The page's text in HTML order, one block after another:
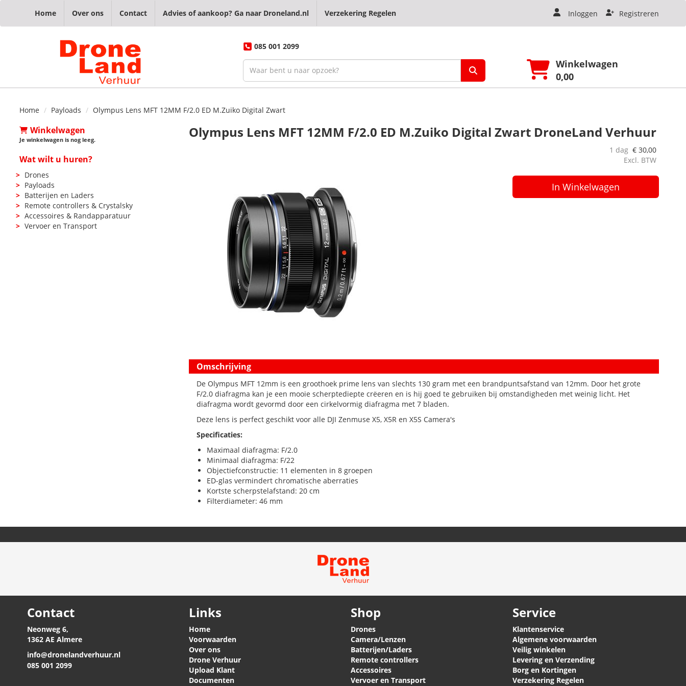
Home Over ons Contact Advies of aankoop? Ga naar Droneland.nl Verzekering Regelen Inloggen Registreren
085 001 2099
Winkelwagen
0,00
Home Payloads Olympus Lens MFT 12MM F/2.0 ED M.Zuiko Digital Zwart
Winkelwagen
Je winkelwagen is nog leeg.
Wat wilt u huren?
Drones
Payloads
Batterijen en Laders
Remote controllers & Crystalsky
Accessoires & Randapparatuur
Vervoer en Transport
Olympus Lens MFT 12MM F/2.0 ED M.Zuiko Digital Zwart DroneLand Verhuur
1 dag € 30,00
Excl. BTW
In Winkelwagen
Omschrijving
De Olympus MFT 12mm is een groothoek prime lens van slechts 130 gram met een brandpuntsafstand van 12mm. Door het grote
F/2.0 diafragma kan je een mooie scherptediepte crëeren en is hij goed te gebruiken bij omstandigheden met weinig licht. Het
diafragma wordt gevormd door een cirkelvormig diafragma met 7 bladen.
Deze lens is perfect geschikt voor alle DJI Zenmuse X5, X5R en X5S Camera's
Specificaties:
Maximaal diafragma: F/2.0
Minimaal diafragma: F/22
Objectiefconstructie: 11 elementen in 8 groepen
ED-glas vermindert chromatische aberraties
Kortste scherpstelafstand: 20 cm
Filterdiameter: 46 mm
Contact
Neonweg 6,
1362 AE Almere
info@dronelandverhuur.nl
085 001 2099
Links
Home
Voorwaarden
Over ons
Drone Verhuur
Upload Klant
Documenten
Shop
Drones
Camera/Lenzen
Batterijen/Laders
Remote controllers
Accessoires
Vervoer en Transport
Service
Klantenservice
Algemene voorwaarden
Veilig winkelen
Levering en Verzending
Borg en Kortingen
Verzekering Regelen